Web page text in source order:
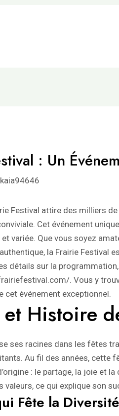
: Un
kaia94646
Festival attire des milliers
Cet événement
variée. Que vous soyez
la Frairie Festival
détails sur la
. Vous y
cet événement exceptionnel.
Histoire
ses racines dans les fêtes
Au fil des années, cette
: le partage, la joie et
valeurs, ce qui explique son
Fête la